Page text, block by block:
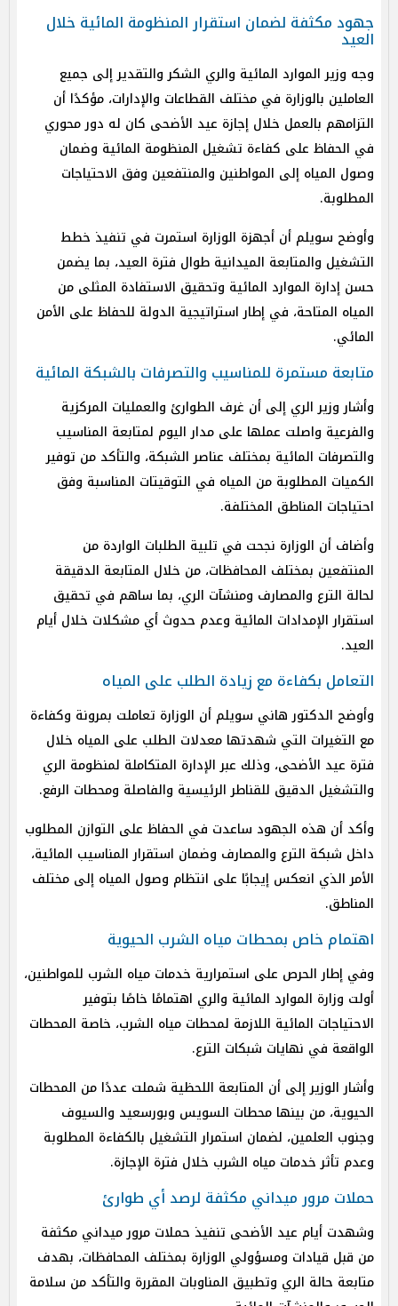
جهود مكثفة لضمان استقرار المنظومة المائية خلال
العيد
وجه وزير الموارد المائية والري الشكر والتقدير إلى جميع
العاملين بالوزارة في مختلف القطاعات والإدارات، مؤكدًا أن
التزامهم بالعمل خلال إجازة عيد الأضحى كان له دور محوري
في الحفاظ على كفاءة تشغيل المنظومة المائية وضمان
وصول المياه إلى المواطنين والمنتفعين وفق الاحتياجات
المطلوبة.
وأوضح سويلم أن أجهزة الوزارة استمرت في تنفيذ خطط
التشغيل والمتابعة الميدانية طوال فترة العيد، بما يضمن
حسن إدارة الموارد المائية وتحقيق الاستفادة المثلى من
المياه المتاحة، في إطار استراتيجية الدولة للحفاظ على الأمن
المائي.
متابعة مستمرة للمناسيب والتصرفات بالشبكة المائية
وأشار وزير الري إلى أن غرف الطوارئ والعمليات المركزية
والفرعية واصلت عملها على مدار اليوم لمتابعة المناسيب
والتصرفات المائية بمختلف عناصر الشبكة، والتأكد من توفير
الكميات المطلوبة من المياه في التوقيتات المناسبة وفق
احتياجات المناطق المختلفة.
وأضاف أن الوزارة نجحت في تلبية الطلبات الواردة من
المنتفعين بمختلف المحافظات، من خلال المتابعة الدقيقة
لحالة الترع والمصارف ومنشآت الري، بما ساهم في تحقيق
استقرار الإمدادات المائية وعدم حدوث أي مشكلات خلال أيام
العيد.
التعامل بكفاءة مع زيادة الطلب على المياه
وأوضح الدكتور هاني سويلم أن الوزارة تعاملت بمرونة وكفاءة
مع التغيرات التي شهدتها معدلات الطلب على المياه خلال
فترة عيد الأضحى، وذلك عبر الإدارة المتكاملة لمنظومة الري
والتشغيل الدقيق للقناطر الرئيسية والفاصلة ومحطات الرفع.
وأكد أن هذه الجهود ساعدت في الحفاظ على التوازن المطلوب
داخل شبكة الترع والمصارف وضمان استقرار المناسيب المائية،
الأمر الذي انعكس إيجابًا على انتظام وصول المياه إلى مختلف
المناطق.
اهتمام خاص بمحطات مياه الشرب الحيوية
وفي إطار الحرص على استمرارية خدمات مياه الشرب للمواطنين،
أولت وزارة الموارد المائية والري اهتمامًا خاصًا بتوفير
الاحتياجات المائية اللازمة لمحطات مياه الشرب، خاصة المحطات
الواقعة في نهايات شبكات الترع.
وأشار الوزير إلى أن المتابعة اللحظية شملت عددًا من المحطات
الحيوية، من بينها محطات السويس وبورسعيد والسيوف
وجنوب العلمين، لضمان استمرار التشغيل بالكفاءة المطلوبة
وعدم تأثر خدمات مياه الشرب خلال فترة الإجازة.
حملات مرور ميداني مكثفة لرصد أي طوارئ
وشهدت أيام عيد الأضحى تنفيذ حملات مرور ميداني مكثفة
من قبل قيادات ومسؤولي الوزارة بمختلف المحافظات، بهدف
متابعة حالة الري وتطبيق المناوبات المقررة والتأكد من سلامة